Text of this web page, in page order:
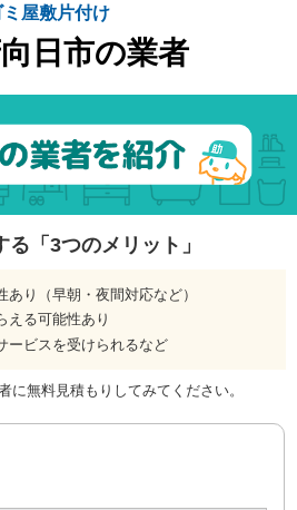
ミ屋敷片付け
日市の業者
「3つのメリット」
り（早朝・夜間対応など）
える可能性あり
ービスを受けられるなど
に無料見積もりしてみてください。